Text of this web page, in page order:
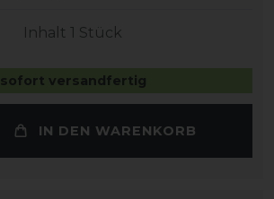
Inhalt 1 Stück
sofort versandfertig
IN DEN WARENKORB